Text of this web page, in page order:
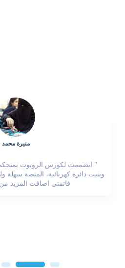
منيرة محمد
" انضممت لكورس الروبوت
وبنيت دائرة كهربائية، المنصة سهلة
فاتمنى اضافت المزيد